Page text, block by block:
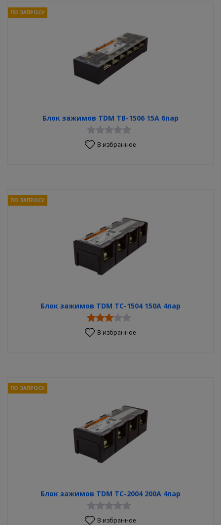
Блок зажимов TDM ТВ-1506 15A 6пар
ПО ЗАПРОСУ
В избранное
Блок зажимов TDM ТС-1504 150A 4пар
ПО ЗАПРОСУ
В избранное
Блок зажимов TDM ТС-2004 200A 4пар
ПО ЗАПРОСУ
В избранное